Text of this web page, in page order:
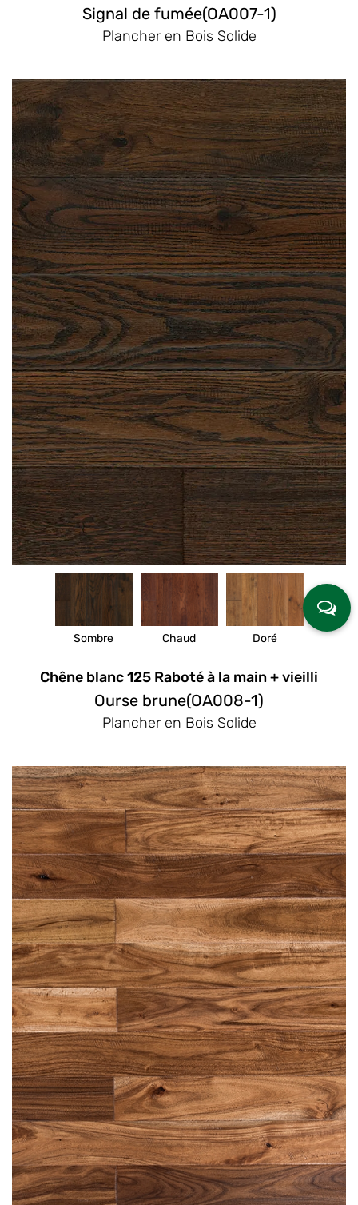
Signal de fumée(OA007-1)
Plancher en Bois Solide
Sombre Chaud Doré
Chêne blanc 125 Raboté à la main + vieilli
Ourse brune(OA008-1)
Plancher en Bois Solide